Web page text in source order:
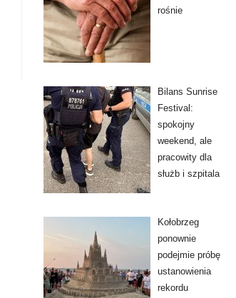
rośnie
Bilans Sunrise
Festival:
spokojny
weekend, ale
pracowity dla
służb i szpitala
Kołobrzeg
ponownie
podejmie próbę
ustanowienia
rekordu